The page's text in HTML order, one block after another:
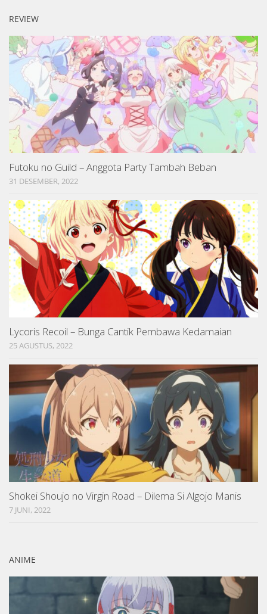
REVIEW
Futoku no Guild – Anggota Party Tambah Beban
31 DESEMBER, 2022
Lycoris Recoil – Bunga Cantik Pembawa Kedamaian
25 AGUSTUS, 2022
Shokei Shoujo no Virgin Road – Dilema Si Algojo Manis
7 JUNI, 2022
ANIME